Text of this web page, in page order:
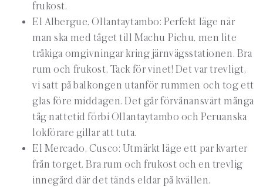
frukost.
El Albergue, Ollantaytambo: Perfekt läge när
man ska med tåget till Machu Pichu, men lite
tråkiga omgivningar kring järnvägsstationen. Bra
rum och frukost. Tack för vinet! Det var trevligt,
vi satt på balkongen utanför rummen och tog ett
glas före middagen. Det går förvånansvärt många
tåg nattetid förbi Ollantaytambo och Peruanska
lokförare gillar att tuta.
El Mercado, Cusco: Utmärkt läge ett par kvarter
från torget. Bra rum och frukost och en trevlig
innegård där det tänds eldar på kvällen.